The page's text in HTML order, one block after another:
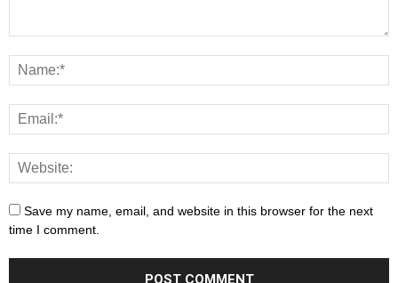
Save my name, email, and website in this browser for the next
time I comment.